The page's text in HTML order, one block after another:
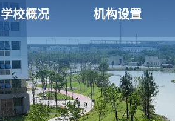
学校概况 机构设置